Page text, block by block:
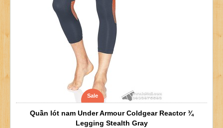
Sale
Quần lót nam Under Armour Coldgear Reactor ¾
Legging Stealth Gray